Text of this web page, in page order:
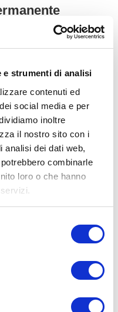
strumenti di analisi
contenuti ed
social media e per
inoltre
il nostro sito con i
analisi dei dati web,
combinarle
loro o che hanno
delle abilità
fornisce una gamma
long learning.
di